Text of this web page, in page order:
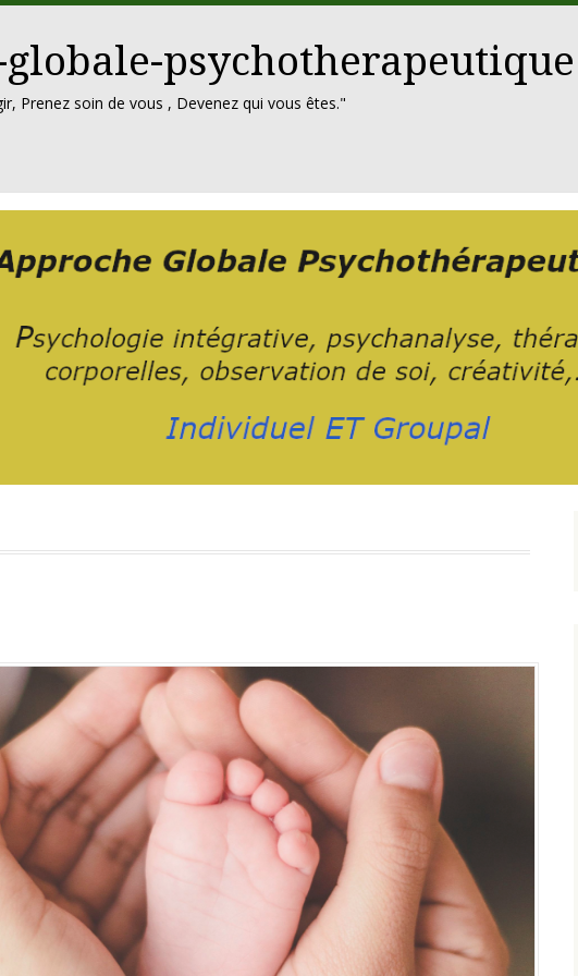
psychotherapeutique
Prenez soin de vous , Devenez qui vous êtes."